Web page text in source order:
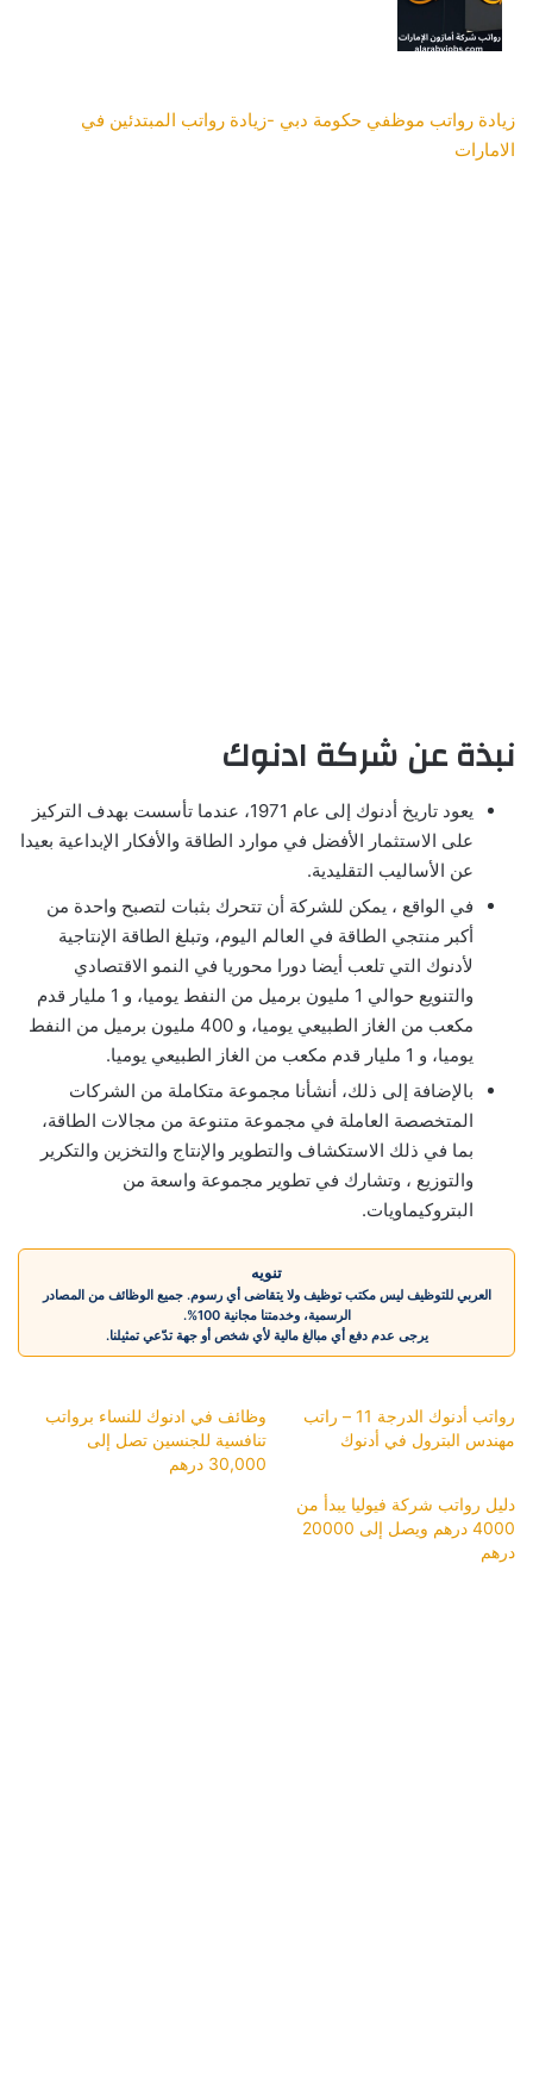
زيادة رواتب موظفي حكومة دبي -زيادة رواتب المبتدئين في
الامارات
نبذة عن شركة ادنوك
يعود تاريخ أدنوك إلى عام 1971، عندما تأسست بهدف التركيز
على الاستثمار الأفضل في موارد الطاقة والأفكار الإبداعية بعيدا
عن الأساليب التقليدية.
في الواقع ، يمكن للشركة أن تتحرك بثبات لتصبح واحدة من
أكبر منتجي الطاقة في العالم اليوم، وتبلغ الطاقة الإنتاجية
لأدنوك التي تلعب أيضا دورا محوريا في النمو الاقتصادي
والتنويع حوالي 1 مليون برميل من النفط يوميا، و 1 مليار قدم
مكعب من الغاز الطبيعي يوميا، و 400 مليون برميل من النفط
يوميا، و 1 مليار قدم مكعب من الغاز الطبيعي يوميا.
بالإضافة إلى ذلك، أنشأنا مجموعة متكاملة من الشركات
المتخصصة العاملة في مجموعة متنوعة من مجالات الطاقة،
بما في ذلك الاستكشاف والتطوير والإنتاج والتخزين والتكرير
والتوزيع ، وتشارك في تطوير مجموعة واسعة من
البتروكيماويات.
تنويه
العربي للتوظيف ليس مكتب توظيف ولا يتقاضى أي رسوم. جميع الوظائف من المصادر
الرسمية، وخدمتنا مجانية 100%.
يرجى عدم دفع أي مبالغ مالية لأي شخص أو جهة تدّعي تمثيلنا.
رواتب أدنوك الدرجة 11 – راتب
مهندس البترول في أدنوك
وظائف في ادنوك للنساء برواتب
تنافسية للجنسين تصل إلى
30,000 درهم
دليل رواتب شركة فيوليا يبدأ من
4000 درهم ويصل إلى 20000
درهم